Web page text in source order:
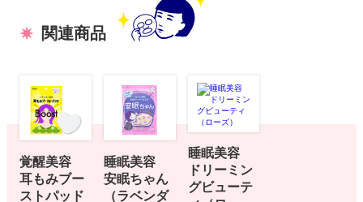
関連商品
覚醒美容
耳もみブー
ストパッド
睡眠美容
安眠ちゃん
（ラベンダ
睡眠美容
ドリーミン
グビューテ